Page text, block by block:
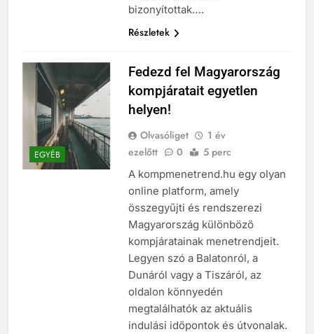
bizonyítottak….
Részletek
EGYÉB
Fedezd fel Magyarország
kompjáratait egyetlen
helyen!
Olvasóliget
1 év
ezelőtt
0 5 perc
A kompmenetrend.hu egy olyan
online platform, amely
összegyűjti és rendszerezi
Magyarország különböző
kompjáratainak menetrendjeit.
Legyen szó a Balatonról, a
Dunáról vagy a Tiszáról, az
oldalon könnyedén
megtalálhatók az aktuális
indulási időpontok és útvonalak.